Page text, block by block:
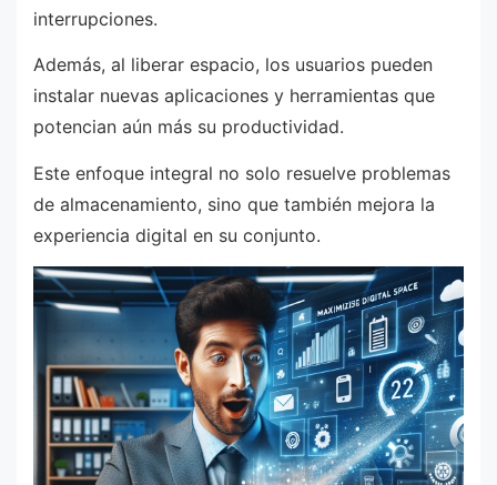
interrupciones.
Además, al liberar espacio, los usuarios pueden
instalar nuevas aplicaciones y herramientas que
potencian aún más su productividad.
Este enfoque integral no solo resuelve problemas
de almacenamiento, sino que también mejora la
experiencia digital en su conjunto.